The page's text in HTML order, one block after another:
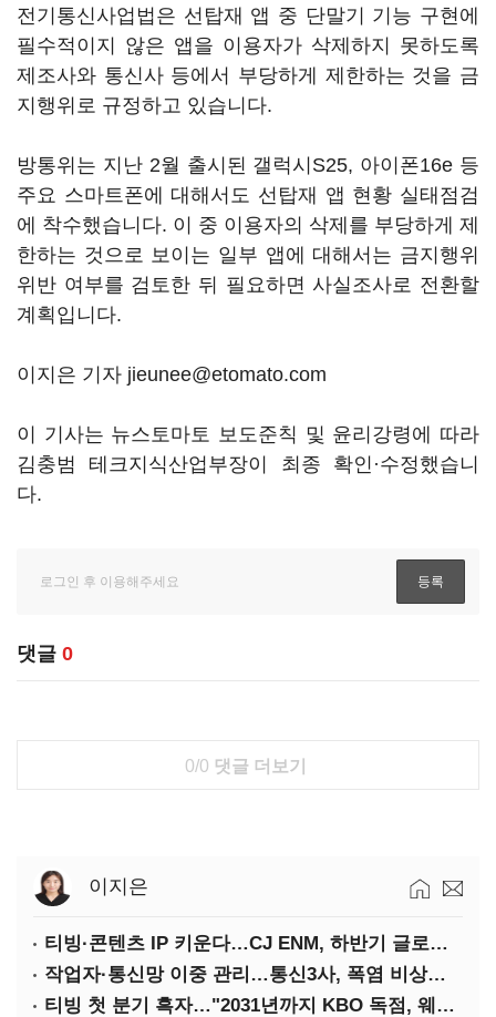
전기통신사업법은 선탑재 앱 중 단말기 기능 구현에
필수적이지 않은 앱을 이용자가 삭제하지 못하도록
제조사와 통신사 등에서 부당하게 제한하는 것을 금
지행위로 규정하고 있습니다.
방통위는 지난 2월 출시된 갤럭시S25, 아이폰16e 등
주요 스마트폰에 대해서도 선탑재 앱 현황 실태점검
에 착수했습니다. 이 중 이용자의 삭제를 부당하게 제
한하는 것으로 보이는 일부 앱에 대해서는 금지행위
위반 여부를 검토한 뒤 필요하면 사실조사로 전환할
계획입니다.
이지은 기자 jieunee@etomato.com
이 기사는 뉴스토마토 보도준칙 및 윤리강령에 따라
김충범 테크지식산업부장이 최종 확인·수정했습니
다.
댓글 0
0/0 댓글 더보기
이지은
티빙·콘텐츠 IP 키운다…CJ ENM, 하반기 글로벌 확장 가속
작업자·통신망 이중 관리…통신3사, 폭염 비상대응 돌입
티빙 첫 분기 흑자…"2031년까지 KBO 독점, 웨이브 합병도 속도"